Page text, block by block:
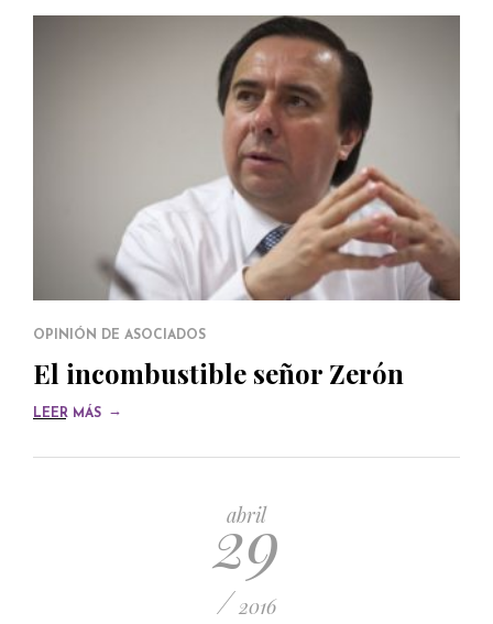
OPINIÓN DE ASOCIADOS
El incombustible señor Zerón
LEER MÁS →
abril
29
/ 2016